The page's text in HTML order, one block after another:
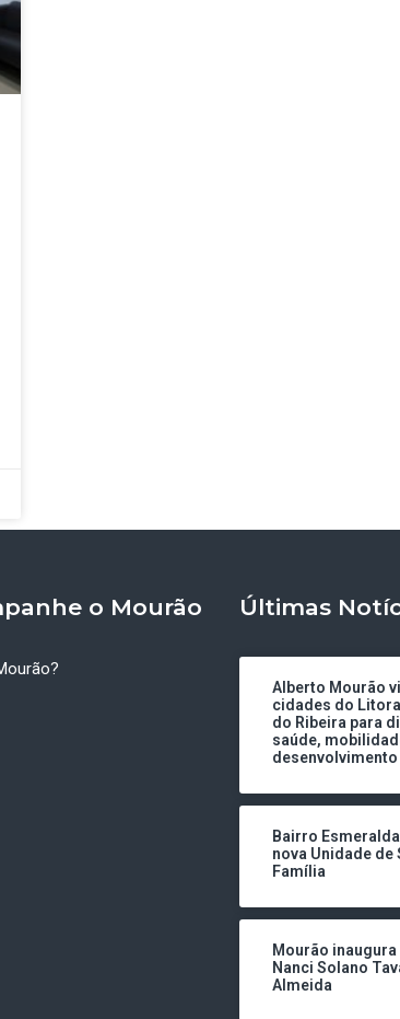
o Mourão Últimas
Alberto Mourão
cidades do
do Ribeira para
saúde,
desenvolvimento
Bairro
nova Unidade de
Família
Mourão inaugura
Nanci Solano
Almeida